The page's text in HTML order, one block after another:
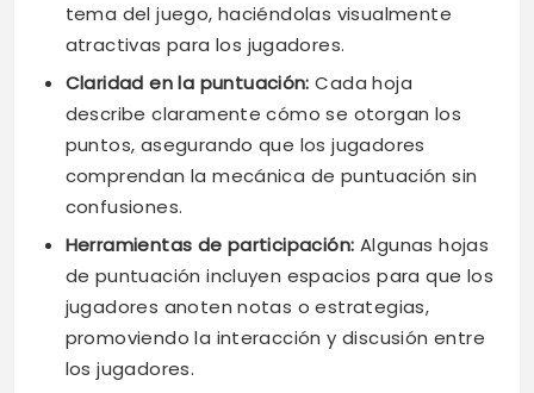
tema del juego, haciéndolas visualmente
atractivas para los jugadores.
Claridad en la puntuación: Cada hoja
describe claramente cómo se otorgan los
puntos, asegurando que los jugadores
comprendan la mecánica de puntuación sin
confusiones.
Herramientas de participación: Algunas hojas
de puntuación incluyen espacios para que los
jugadores anoten notas o estrategias,
promoviendo la interacción y discusión entre
los jugadores.